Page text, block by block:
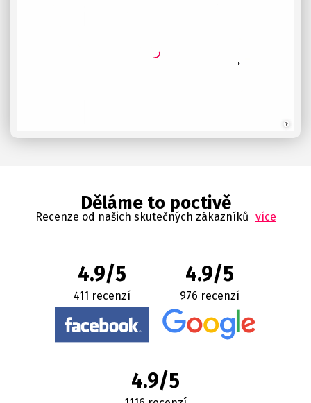
Děláme to poctivě
Recenze od našich skutečných zákazníků více
4.9/5
411 recenzí
4.9/5
976 recenzí
4.9/5